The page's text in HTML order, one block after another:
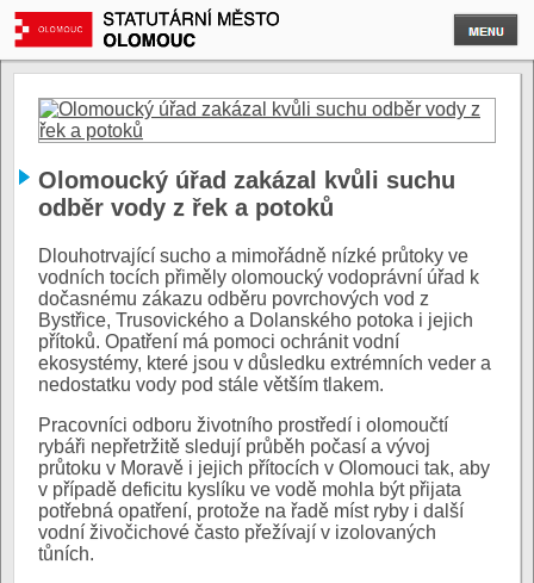
Olomoucký úřad zakázal kvůli suchu
odběr vody z řek a potoků
Dlouhotrvající sucho a mimořádně nízké průtoky ve
vodních tocích přiměly olomoucký vodoprávní úřad k
dočasnému zákazu odběru povrchových vod z
Bystřice, Trusovického a Dolanského potoka i jejich
přítoků. Opatření má pomoci ochránit vodní
ekosystémy, které jsou v důsledku extrémních veder a
nedostatku vody pod stále větším tlakem.
Pracovníci odboru životního prostředí i olomoučtí
rybáři nepřetržitě sledují průběh počasí a vývoj
průtoku v Moravě i jejich přítocích v Olomouci tak, aby
v případě deficitu kyslíku ve vodě mohla být přijata
potřebná opatření, protože na řadě míst ryby i další
vodní živočichové často přežívají v izolovaných
tůních.